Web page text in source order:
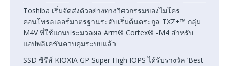
Toshiba เริ่มจัดส่งตัวอย่างทางวิศวกรรมของไมโคร
คอนโทรลเลอร์มาตรฐานระดับเริ่มต้นตระกูล TXZ+™ กลุ่ม
M4V ที่ใช้แกนประมวลผล Arm® Cortex® ‑M4 สำหรับ
แอปพลิเคชันควบคุมระบบแล้ว
SSD ซีรีส์ KIOXIA GP Super High IOPS ได้รับรางวัล ‘Best